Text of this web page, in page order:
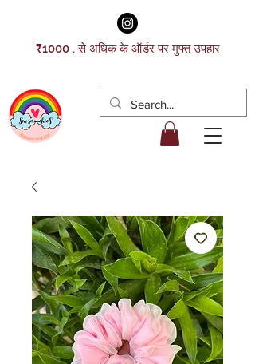
₹1000 . से अधिक के ऑर्डर पर मुफ्त उपहार